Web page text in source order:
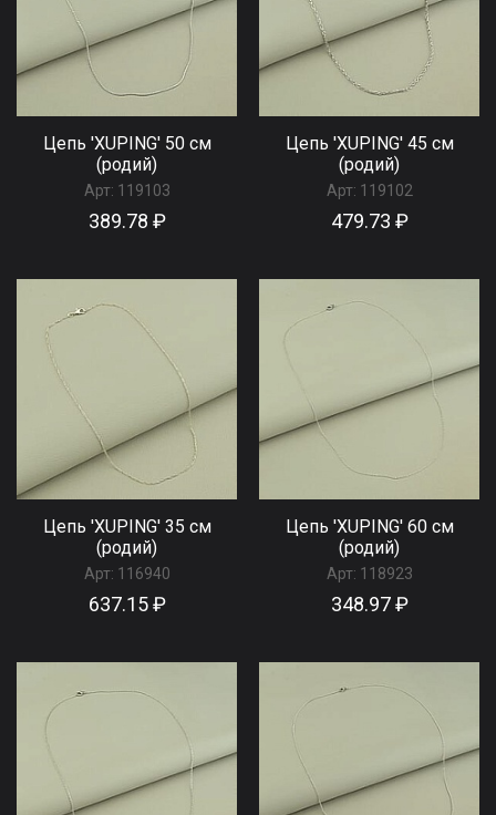
Цепь 'XUPING' 50 см
(родий)
Арт: 119103
389.78 ₽
Цепь 'XUPING' 45 см
(родий)
Арт: 119102
479.73 ₽
Цепь 'XUPING' 35 см
(родий)
Арт: 116940
637.15 ₽
Цепь 'XUPING' 60 см
(родий)
Арт: 118923
348.97 ₽